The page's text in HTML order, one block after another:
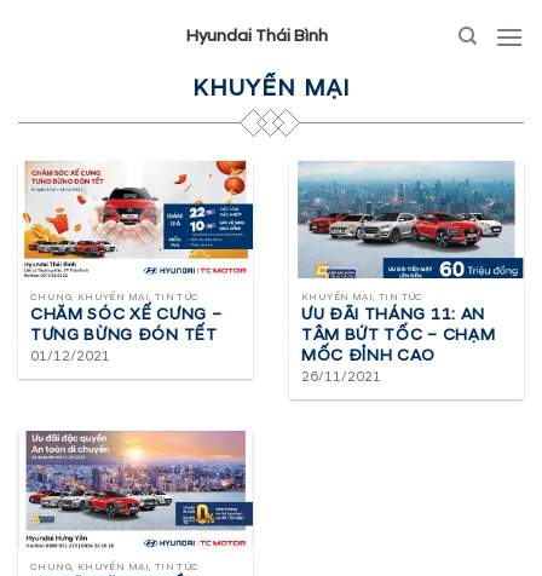
Hyundai Thái Bình
KHUYẾN MẠI
CHUNG, KHUYẾN MẠI, TIN TỨC
CHĂM SÓC XẾ CƯNG –
TƯNG BỪNG ĐÓN TẾT
01/12/2021
KHUYẾN MẠI, TIN TỨC
ƯU ĐÃI THÁNG 11: AN
TÂM BỨT TỐC – CHẠM
MỐC ĐỈNH CAO
26/11/2021
CHUNG, KHUYẾN MẠI, TIN TỨC